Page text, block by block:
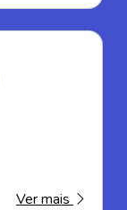
Ver mais